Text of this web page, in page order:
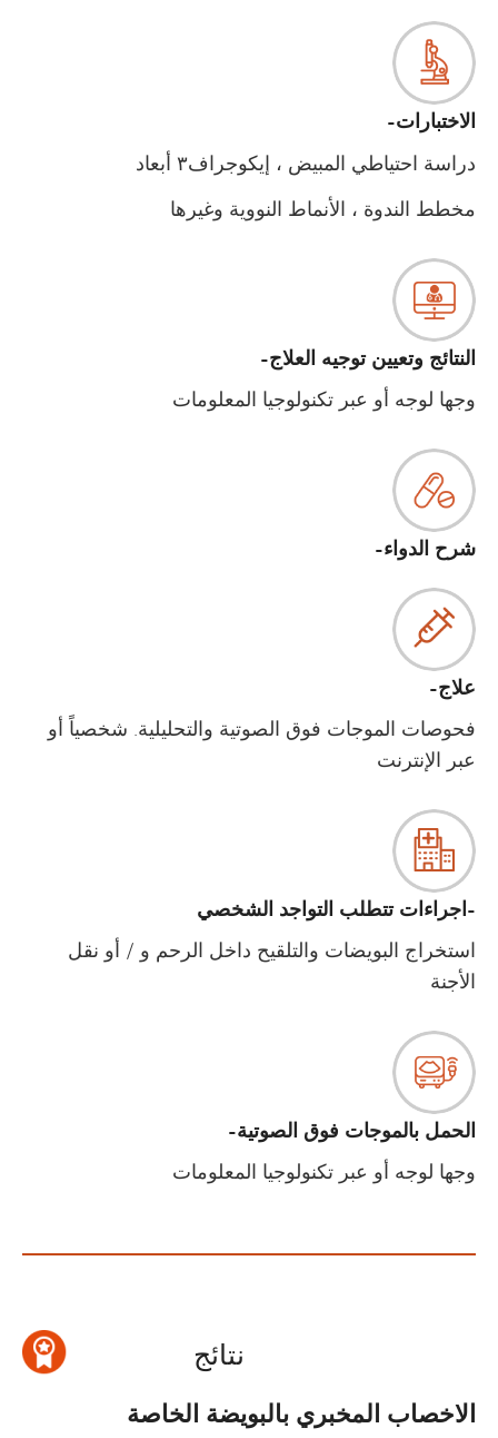
الاختبارات-
دراسة احتياطي المبيض ، إيكوجراف٣ أبعاد
مخطط الندوة ، الأنماط النووية وغيرها
النتائج وتعيين توجيه العلاج-
وجها لوجه أو عبر تكنولوجيا المعلومات
شرح الدواء-
علاج-
فحوصات الموجات فوق الصوتية والتحليلية. شخصياً أو
عبر الإنترنت
-اجراءات تتطلب التواجد الشخصي
استخراج البويضات والتلقيح داخل الرحم و / أو نقل
الأجنة
الحمل بالموجات فوق الصوتية-
وجها لوجه أو عبر تكنولوجيا المعلومات
نتائج
الاخصاب المخبري بالبويضة الخاصة